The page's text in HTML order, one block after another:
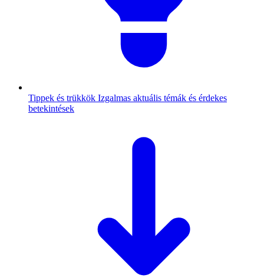
Tippek és trükkök Izgalmas aktuális témák és érdekes
betekintések